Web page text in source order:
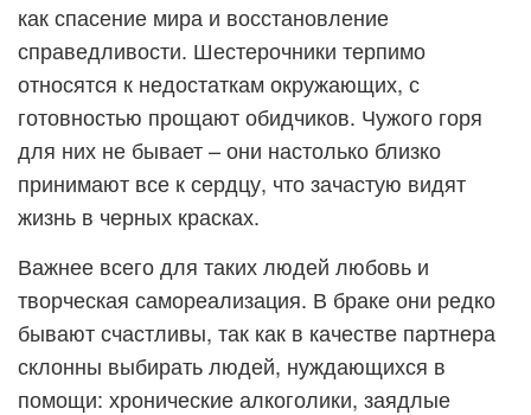
как спасение мира и восстановление
справедливости. Шестерочники терпимо
относятся к недостаткам окружающих, с
готовностью прощают обидчиков. Чужого горя
для них не бывает – они настолько близко
принимают все к сердцу, что зачастую видят
жизнь в черных красках.
Важнее всего для таких людей любовь и
творческая самореализация. В браке они редко
бывают счастливы, так как в качестве партнера
склонны выбирать людей, нуждающихся в
помощи: хронические алкоголики, заядлые